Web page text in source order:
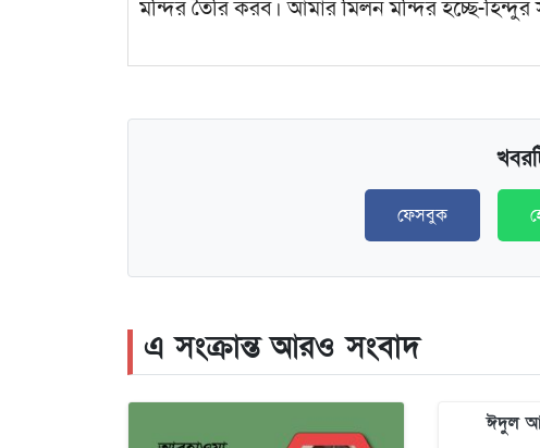
মন্দির তৈরি করব। আমার মিলন মন্দির হচ্ছে-হিন্দুর
ফেসবুক
এ সংক্রান্ত আরও সংবাদ
ঈদুল